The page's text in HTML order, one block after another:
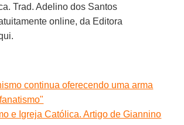
Trad. Adelino dos Santos
online, da Editora
continua oferecendo uma arma
e Igreja Católica. Artigo de Giannino